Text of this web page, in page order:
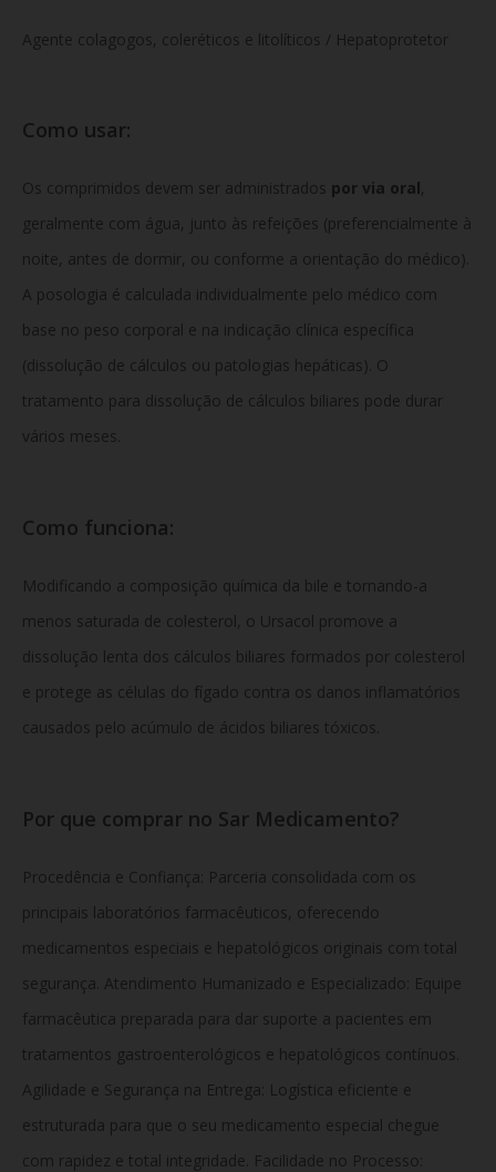
Agente colagogos, coleréticos e litolíticos / Hepatoprotetor
Como usar:
Os comprimidos devem ser administrados por via oral,
geralmente com água, junto às refeições (preferencialmente à
noite, antes de dormir, ou conforme a orientação do médico).
A posologia é calculada individualmente pelo médico com
base no peso corporal e na indicação clínica específica
(dissolução de cálculos ou patologias hepáticas). O
tratamento para dissolução de cálculos biliares pode durar
vários meses.
Como funciona:
Modificando a composição química da bile e tornando-a
menos saturada de colesterol, o Ursacol promove a
dissolução lenta dos cálculos biliares formados por colesterol
e protege as células do fígado contra os danos inflamatórios
causados pelo acúmulo de ácidos biliares tóxicos.
Por que comprar no Sar Medicamento?
Procedência e Confiança: Parceria consolidada com os
principais laboratórios farmacêuticos, oferecendo
medicamentos especiais e hepatológicos originais com total
segurança. Atendimento Humanizado e Especializado: Equipe
farmacêutica preparada para dar suporte a pacientes em
tratamentos gastroenterológicos e hepatológicos contínuos.
Agilidade e Segurança na Entrega: Logística eficiente e
estruturada para que o seu medicamento especial chegue
com rapidez e total integridade. Facilidade no Processo: